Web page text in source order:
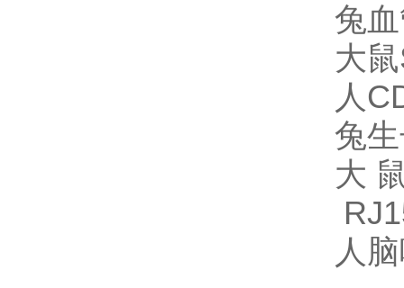
兔
大
人
兔
大
人